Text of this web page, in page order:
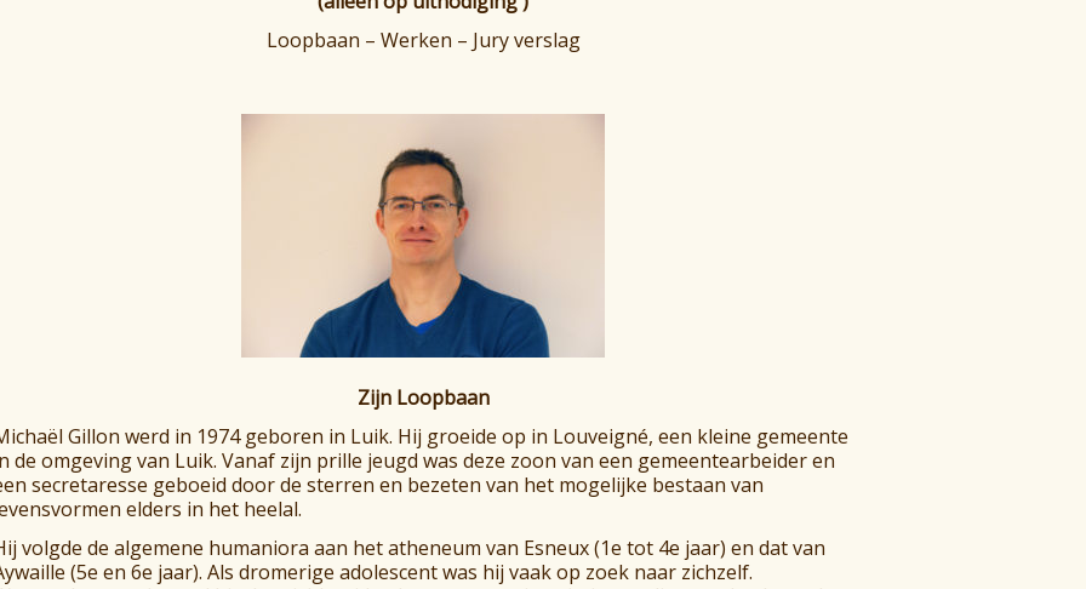
Loopbaan – Werken – Jury verslag
Zijn Loopbaan
Gillon werd in 1974 geboren in Luik. Hij groeide op in Louveigné, een kleine gemeente
de omgeving van Luik. Vanaf zijn prille jeugd was deze zoon van een gemeentearbeider en
secretaresse geboeid door de sterren en bezeten van het mogelijke bestaan van
elders in het heelal.
volgde de algemene humaniora aan het atheneum van Esneux (1e tot 4e jaar) en dat van
(5e en 6e jaar). Als dromerige adolescent was hij vaak op zoek naar zichzelf.